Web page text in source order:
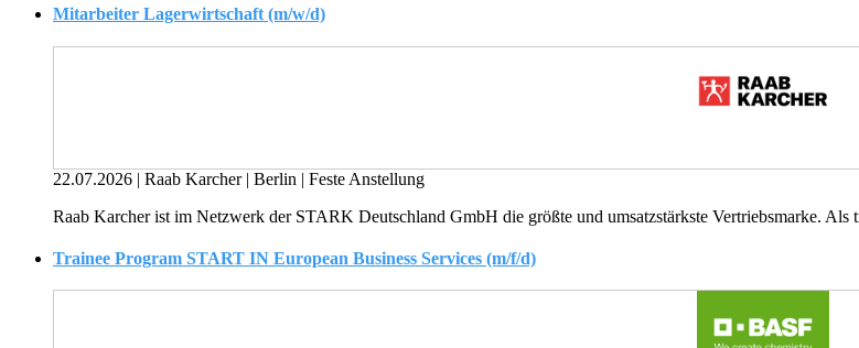
Mitarbeiter Lagerwirtschaft (m/w/d)
22.07.2026 | Raab Karcher | Berlin | Feste Anstellung
Raab Karcher ist im Netzwerk der STARK Deutschland GmbH die größte und umsatzstärkste Vertriebsmarke.
Trainee Program START IN European Business Services (m/f/d)